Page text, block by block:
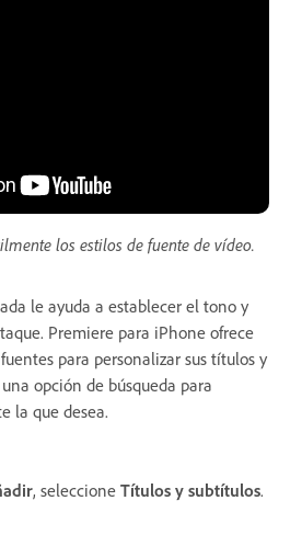
los estilos de fuente de vídeo.
le ayuda a establecer el tono y
Premiere para iPhone ofrece
para personalizar sus títulos y
opción de búsqueda para
la que desea.
, seleccione Títulos y subtítulos.